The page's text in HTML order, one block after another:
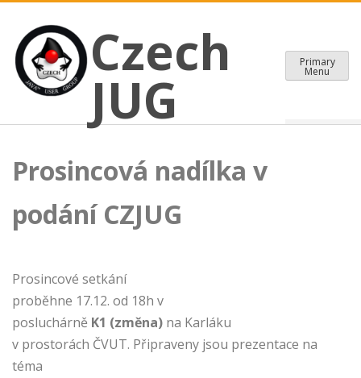
content
Czech JUG
CZECH JAVA USER GROUP
Czech
JUG
Primary
Menu
Prosincová nadílka v
podání CZJUG
Prosincové setkání
proběhne 17.12. od 18h v
posluchárně K1 (změna) na Karláku
v prostorách ČVUT. Připraveny jsou prezentace na
téma